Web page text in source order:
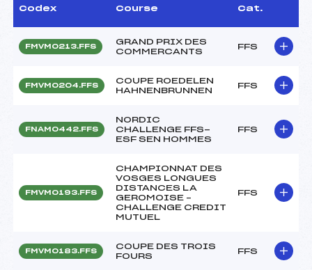
Codex Course Cat.
FMVM0213.FFS
GRAND PRIX DES
COMMERCANTS
FFS
FMVM0204.FFS
COUPE ROEDELEN
HAHNENBRUNNEN
FFS
FNAM0442.FFS
NORDIC
CHALLENGE FFS-
ESF SEN HOMMES
FFS
FMVM0193.FFS
CHAMPIONNAT DES
VOSGES LONGUES
DISTANCES LA
GEROMOISE –
CHALLENGE CREDIT
MUTUEL
FFS
FMVM0183.FFS
COUPE DES TROIS
FOURS
FFS